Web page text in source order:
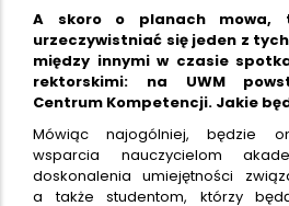
A skoro o planach mowa,
urzeczywistniać się jeden z
między innymi w czasie
rektorskimi: na UWM
Centrum Kompetencji. Jakie
Mówiąc najogólniej, będzie
wsparcia nauczycielom
doskonalenia umiejętności
a także studentom, którzy